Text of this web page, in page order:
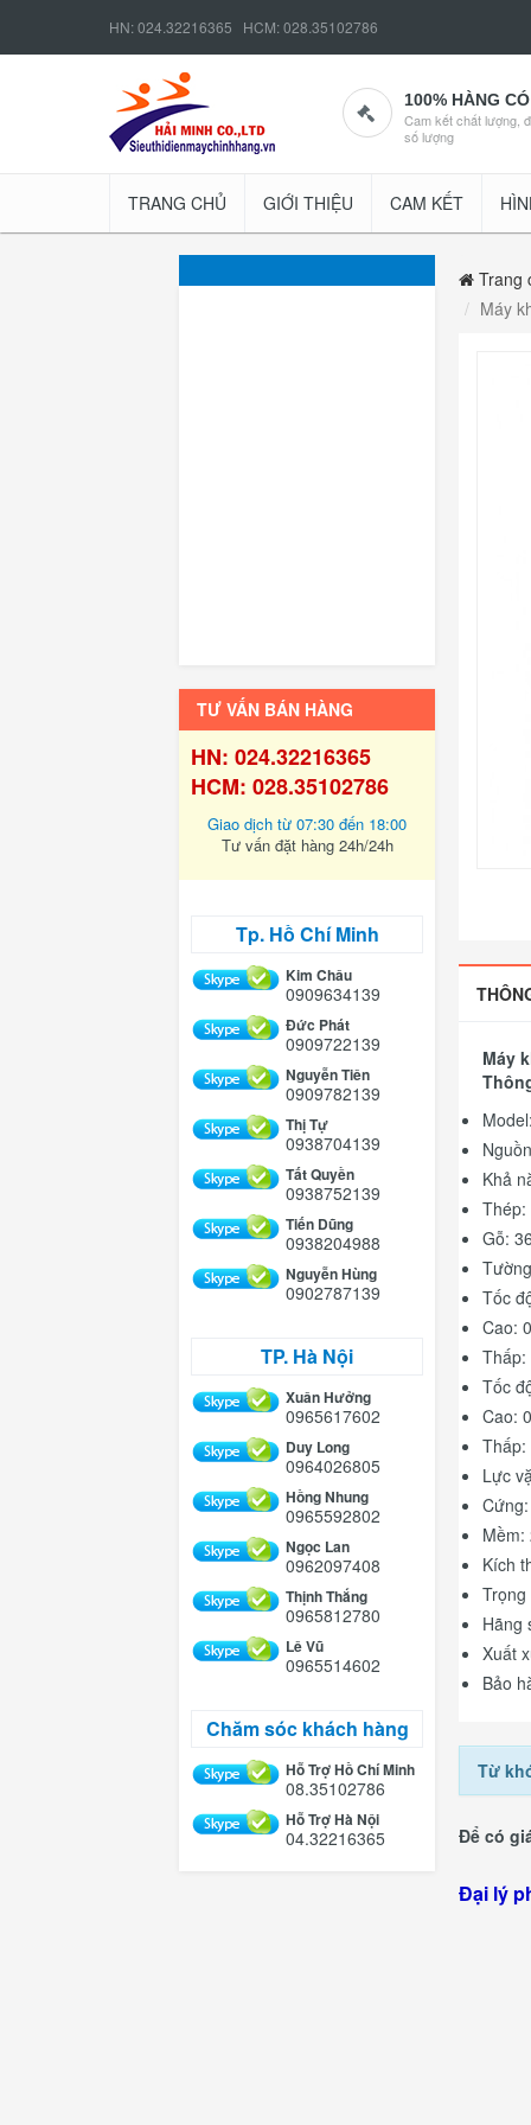
HN: 024.32216365 HCM: 028.35102786
100% HÀNG
Cam kết chất lượng,
số lượng
TRANG CHỦ GIỚI THIỆU CAM KẾT
Trang
Máy
Máy
Khả
Thép:
Gỗ:
Tốc
Cao:
Thấp:
Tốc
Cao:
Thấp:
Lực
Mềm:
Kích
Hãng
Xuất
Bảo
Từ
Để có
Đại lý
TƯ VẤN BÁN HÀNG
HN: 024.32216365
HCM: 028.35102786
Giao dịch từ 07:30 đến 18:00
Tư vấn đặt hàng 24h/24h
Tp. Hồ Chí Minh
Kim Châu
0909634139
Đức Phát
0909722139
Nguyễn Tiên
0909782139
Thị Tự
0938704139
Tất Quyền
0938752139
Tiến Dũng
0938204988
Nguyễn Hùng
0902787139
TP. Hà Nội
Xuân Hưởng
0965617602
Duy Long
0964026805
Hồng Nhung
0965592802
Ngọc Lan
0962097408
Thịnh Thắng
0965812780
Lê Vũ
0965514602
Chăm sóc khách hàng
Hỗ Trợ Hồ Chí Minh
08.35102786
Hỗ Trợ Hà Nội
04.32216365